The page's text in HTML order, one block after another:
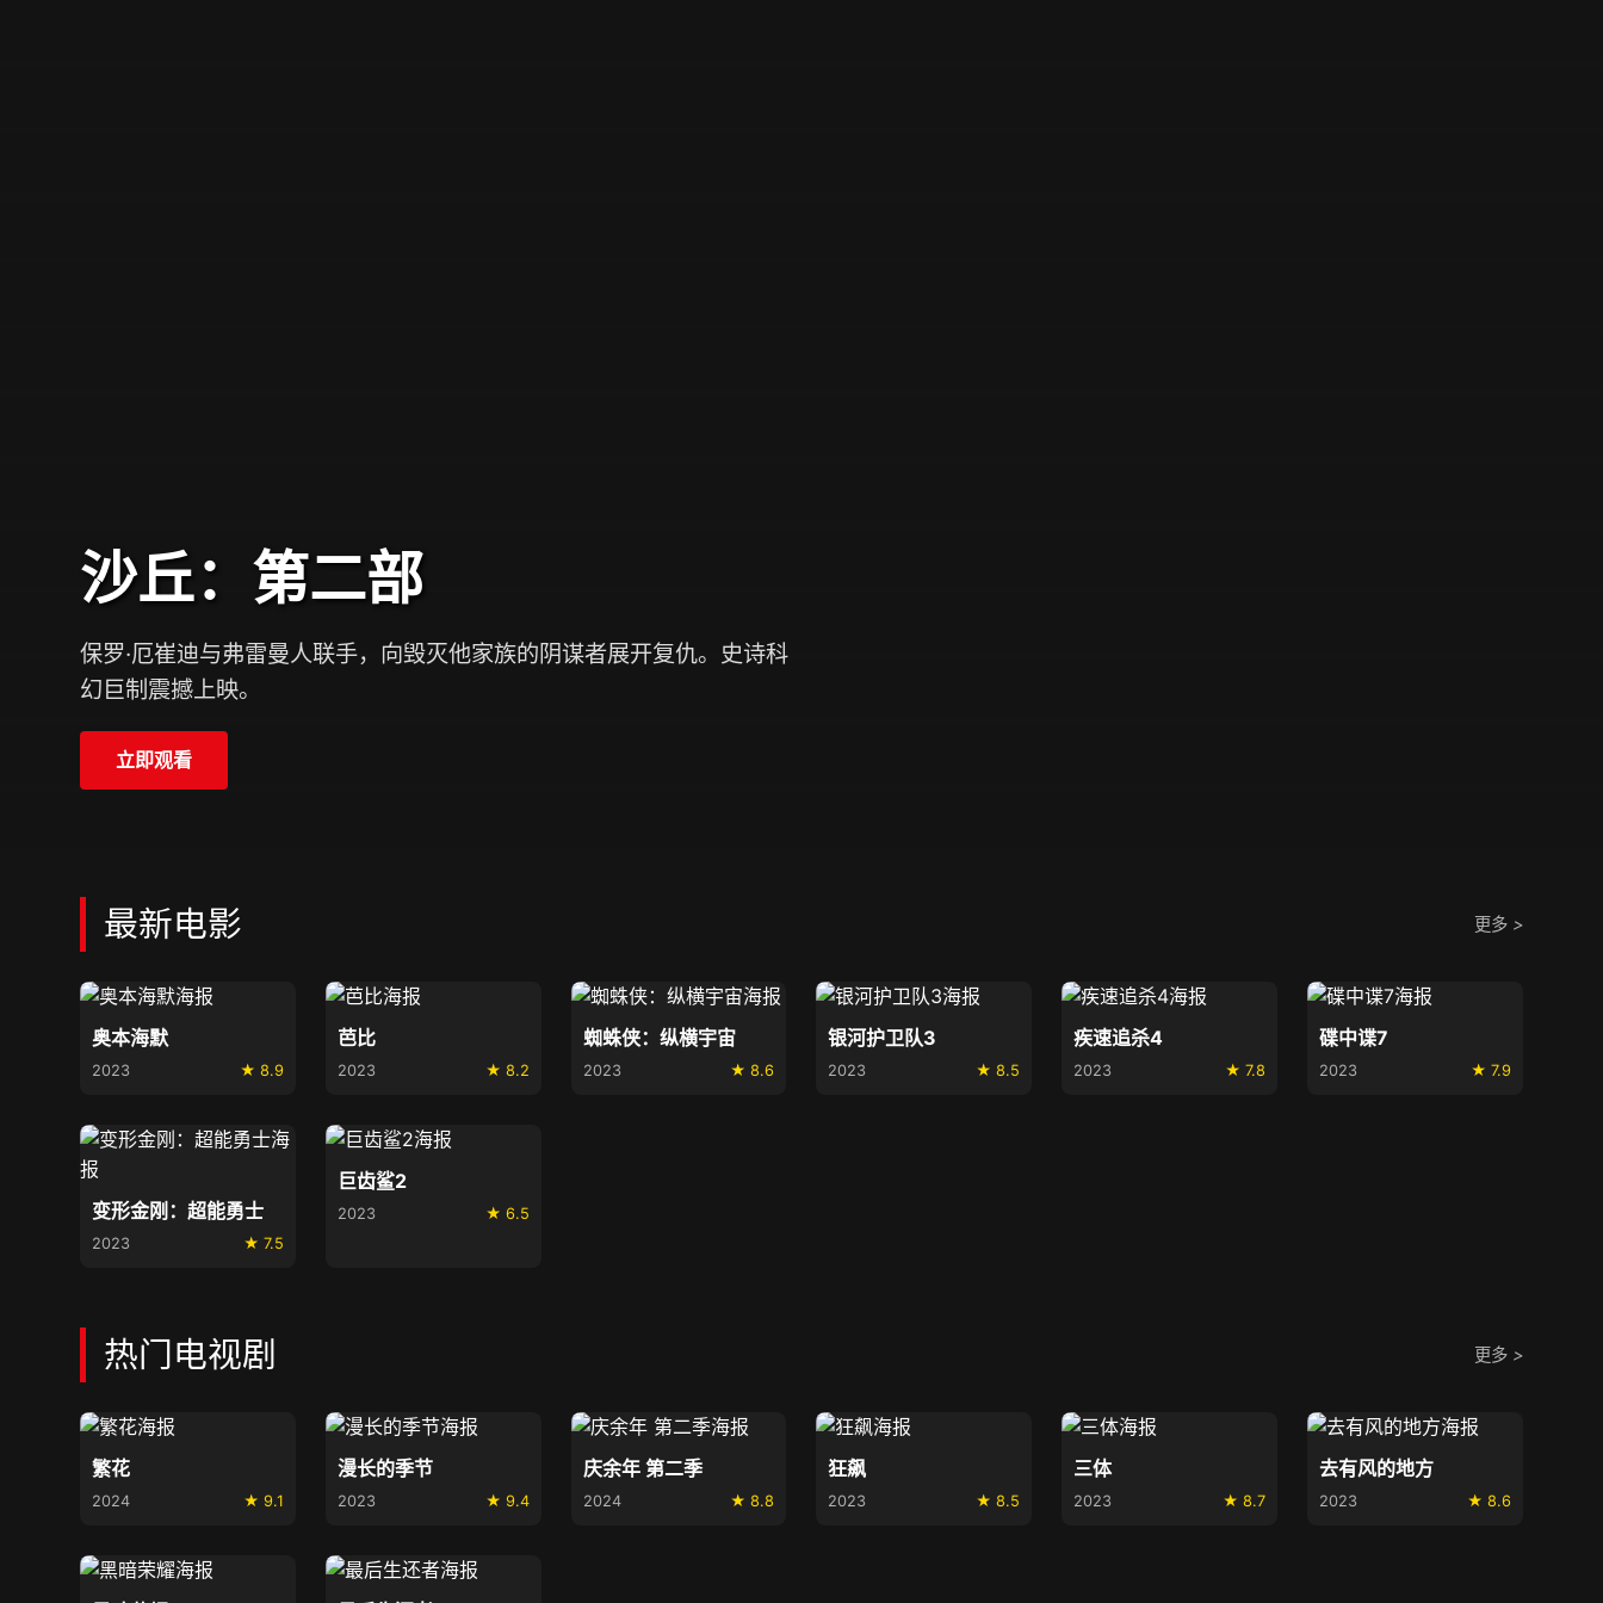
沙丘：第二部
保罗·厄崔迪与弗雷曼人联手，向毁灭他家族的阴谋者展开复仇。史诗科
幻巨制震撼上映。
立即观看
最新电影 更多 >
奥本海默
2023 ★ 8.9
芭比
2023 ★ 8.2
蜘蛛侠：纵横宇宙
2023 ★ 8.6
银河护卫队3
2023 ★ 8.5
疾速追杀4
2023 ★ 7.8
碟中谍7
2023 ★ 7.9
变形金刚：超能勇士
2023 ★ 7.5
巨齿鲨2
2023 ★ 6.5
热门电视剧 更多 >
繁花
2024 ★ 9.1
漫长的季节
2023 ★ 9.4
庆余年 第二季
2024 ★ 8.8
狂飙
2023 ★ 8.5
三体
2023 ★ 8.7
去有风的地方
2023 ★ 8.6